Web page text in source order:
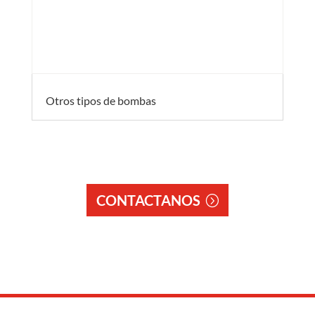
Otros tipos de bombas
CONTACTANOS